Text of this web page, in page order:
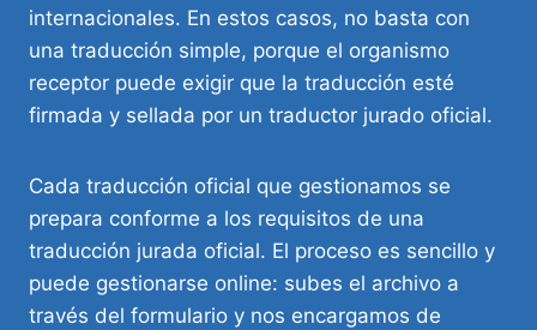
internacionales. En estos casos, no basta con
una traducción simple, porque el organismo
receptor puede exigir que la traducción esté
firmada y sellada por un traductor jurado oficial.
Cada traducción oficial que gestionamos se
prepara conforme a los requisitos de una
traducción jurada oficial. El proceso es sencillo y
puede gestionarse online: subes el archivo a
través del formulario y nos encargamos de